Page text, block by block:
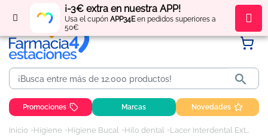
¡-3€ extra en nuestra APP!
Usa el cupón APP34Een pedidos superiores a
50€
Regístratey obténpuntos por tus compras

Promociones Marcas Novedades
Inicio Higiene Higiene Bucal Hilo dental Lacer Interdental Extrafino Recto, 10U.